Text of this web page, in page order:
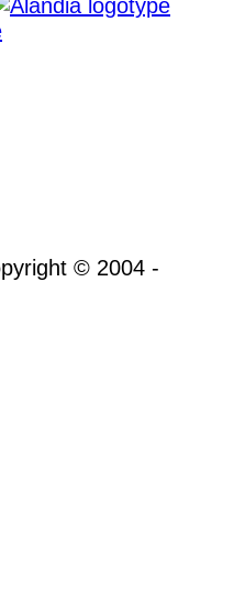
© 2004 -